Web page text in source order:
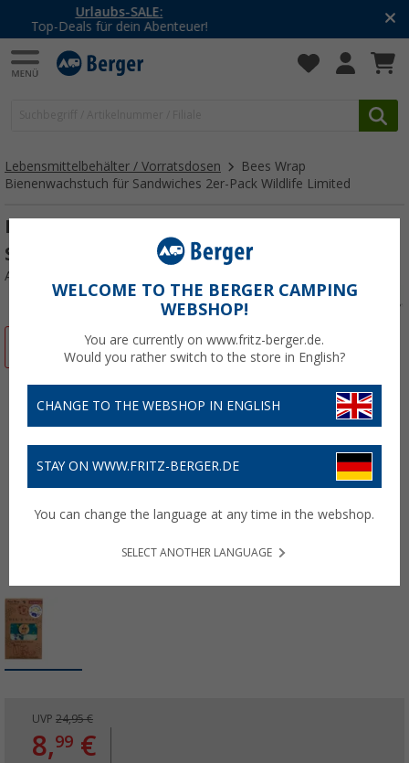
-20% auf Kleidung und Schuhe
Mit dem Aktionscode
Lebensmittelbehälter / Vorratsdosen
Bees Wrap
Bienenwachstuch für Sandwiches 2er-Pack Wildlife Limited
Bees Wrap Bienenwachstuch für
Sandwiches 2er-Pack Wildlife Limited
Art.-Nr.: 678302
UVP 24,95 €
8,99 €
WELCOME TO THE BERGER CAMPING
WEBSHOP!
You are currently on www.fritz-berger.de.
Would you rather switch to the store in English?
CHANGE TO THE WEBSHOP IN ENGLISH
STAY ON WWW.FRITZ-BERGER.DE
You can change the language at any time in the webshop.
SELECT ANOTHER LANGUAGE